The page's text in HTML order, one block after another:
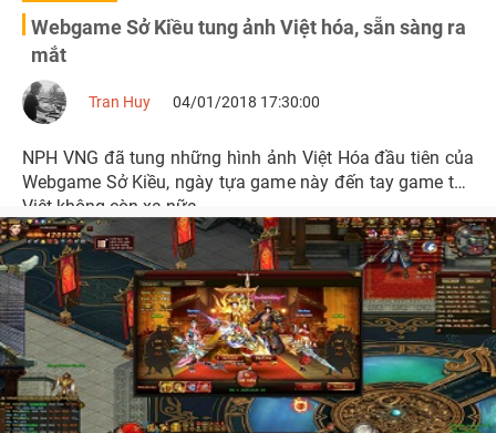
Webgame Sở Kiều tung ảnh Việt hóa, sẵn sàng ra
mắt
Tran Huy 04/01/2018 17:30:00
NPH VNG đã tung những hình ảnh Việt Hóa đầu tiên của
Webgame Sở Kiều, ngày tựa game này đến tay game thủ
Việt không còn xa nữa.